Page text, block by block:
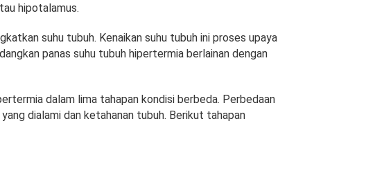
hipotalamus.
suhu tubuh. Kenaikan suhu tubuh ini proses upaya
panas suhu tubuh hipertermia berlainan dengan
dalam lima tahapan kondisi berbeda. Perbedaan
dialami dan ketahanan tubuh. Berikut tahapan